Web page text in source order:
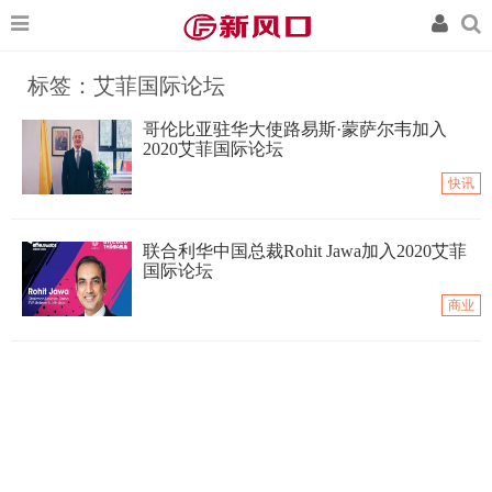
标签：艾菲国际论坛
哥伦比亚驻华大使路易斯·蒙萨尔韦加入
2020艾菲国际论坛
快讯
联合利华中国总裁Rohit Jawa加入2020艾菲
国际论坛
商业